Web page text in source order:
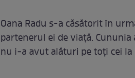
Oana Radu s-a căsătorit în
partenerul ei de viață.
nu i-a avut alături pe toți cei la